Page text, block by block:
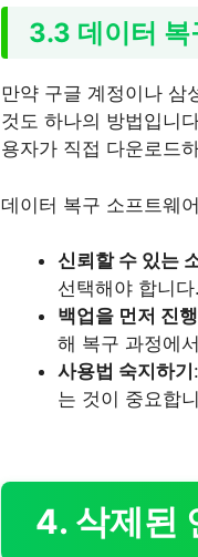
3.3 데이터 복
만약 구글 계정이나 삼
것도 하나의 방법입니
용자가 직접 다운로드
데이터 복구 소프트웨
신뢰할 수 있는
선택해야 합니다.
백업을 먼저 진행
해 복구 과정에
사용법 숙지하기
는 것이 중요합
4. 삭제된